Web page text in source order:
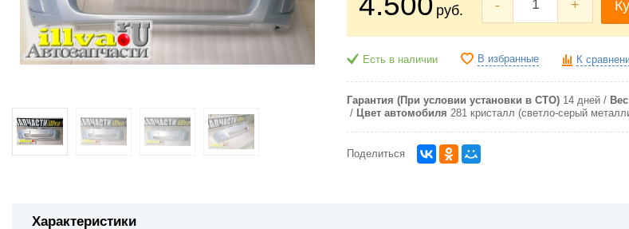
руб. - +
Есть в наличии В избранные К
Гарантия (При условии установки в СТО) 14 дней
Цвет автомобиля 281 кристалл (светло-серый
Поделиться
Характеристики